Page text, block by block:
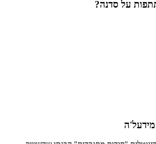
על סדנה?